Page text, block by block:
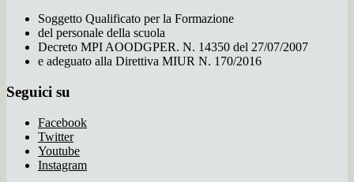
Soggetto Qualificato per la Formazione
del personale della scuola
Decreto MPI AOODGPER. N. 14350 del 27/07/2007
e adeguato alla Direttiva MIUR N. 170/2016
Seguici su
Facebook
Twitter
Youtube
Instagram